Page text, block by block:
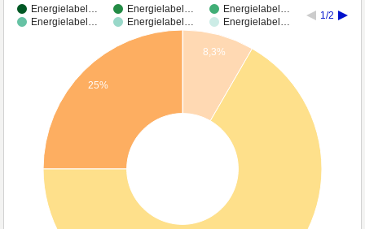
Energielabel… Energielabel…
Energielabel…
Energielabel…
Energielabel… Energielabel…
1/2
8,3%
25%